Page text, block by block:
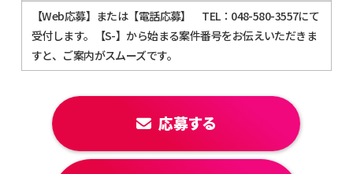
【Web応募】または【電話応募】 TEL：048-580-3557にて
受付します。【S-】から始まる案件番号をお伝えいただきま
すと、ご案内がスムーズです。
応募する